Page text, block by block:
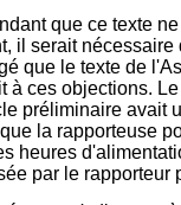
que ce texte
il serait
que le texte de
à ces objections.
préliminaire avait
la rapporteuse
heures
par le rapporteur